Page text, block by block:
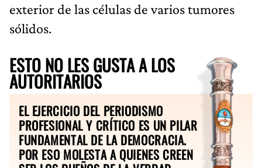
exterior de las células de varios tumores
sólidos.
ESTO NO LES GUSTA A LOS
AUTORITARIOS
EL EJERCICIO DEL PERIODISMO
PROFESIONAL Y CRÍTICO ES UN PILAR
FUNDAMENTAL DE LA DEMOCRACIA.
POR ESO MOLESTA A QUIENES CREEN